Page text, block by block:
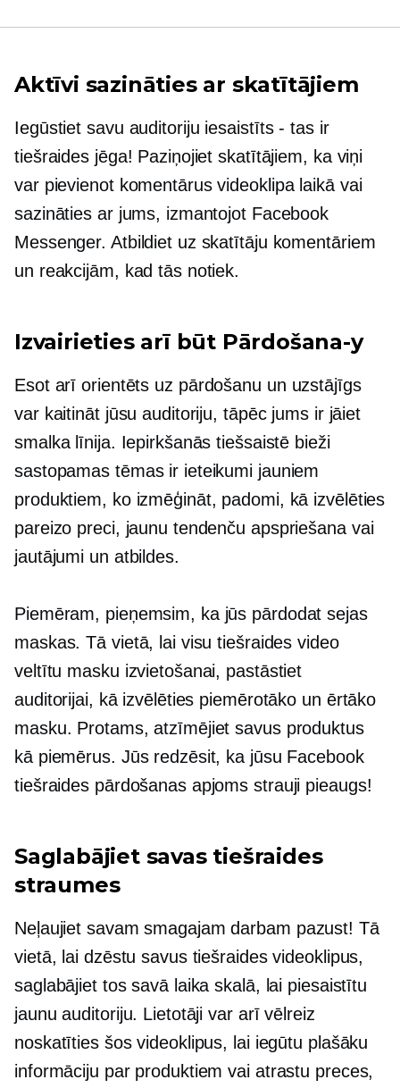
Aktīvi sazināties ar skatītājiem
Iegūstiet savu auditoriju iesaistīts - tas ir
tiešraides jēga! Paziņojiet skatītājiem, ka viņi
var pievienot komentārus videoklipa laikā vai
sazināties ar jums, izmantojot Facebook
Messenger. Atbildiet uz skatītāju komentāriem
un reakcijām, kad tās notiek.
Izvairieties arī būt Pārdošana-y
Esot arīorientēts uz pārdošanu un uzstājīgs
var kaitināt jūsu auditoriju, tāpēc jums ir jāiet
smalka līnija. Iepirkšanās tiešsaistē bieži
sastopamas tēmas ir ieteikumi jauniem
produktiem, ko izmēģināt, padomi, kā izvēlēties
pareizo preci, jaunu tendenču apspriešana vai
jautājumi un atbildes.
Piemēram, pieņemsim, ka jūs pārdodat sejas
maskas. Tā vietā, lai visu tiešraides video
veltītu masku izvietošanai, pastāstiet
auditorijai, kā izvēlēties piemērotāko un ērtāko
masku. Protams, atzīmējiet savus produktus
kā piemērus. Jūs redzēsit, ka jūsu Facebook
tiešraides pārdošanas apjoms strauji pieaugs!
Saglabājiet savas tiešraides
straumes
Neļaujiet savam smagajam darbam pazust! Tā
vietā, lai dzēstu savus tiešraides videoklipus,
saglabājiet tos savā laika skalā, lai piesaistītu
jaunu auditoriju. Lietotāji var arī vēlreiz
noskatīties šos videoklipus, lai iegūtu plašāku
informāciju par produktiem vai atrastu preces,